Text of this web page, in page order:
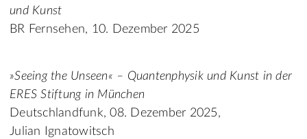
und Kunst
BR Fernsehen, 10. Dezember 2025
»Seeing the Unseen« – Quantenphysik und Kunst in der
ERES Stiftung in München
Deutschlandfunk, 08. Dezember 2025,
Julian Ignatowitsch